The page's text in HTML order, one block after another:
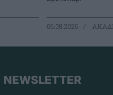
06.08.2026
NEWSLETTER